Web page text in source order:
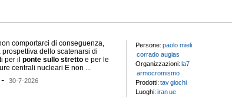
comportarci di conseguenza,
prospettiva dello scatenarsi di
per il ponte sullo stretto e per le
centrali nucleari E non ...
- 30-7-2026
Persone: paolo mieli
corrado augias
Organizzazioni: la7
armocromismo
Prodotti: tavgiochi
Luoghi: iranue